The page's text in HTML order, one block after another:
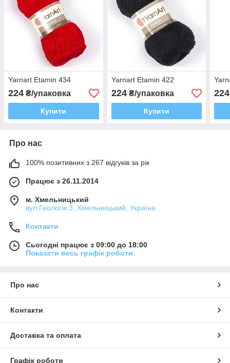
Yarnart Etamin 434
224 ₴/упаковка
Купити
Yarnart Etamin 422
224₴/упаковка
Купити
224
Про нас
100% позитивних з 267 відгуків за рік
Працює з 26.11.2014
м. Хмельницький
вул.Геологів 3, Хмельницький, Україна
Контакти
Сьогодні працює з 09:00 до 18:00
Показати весь графік роботи
Про нас
Контакти
Доставка та оплата
Графік роботи